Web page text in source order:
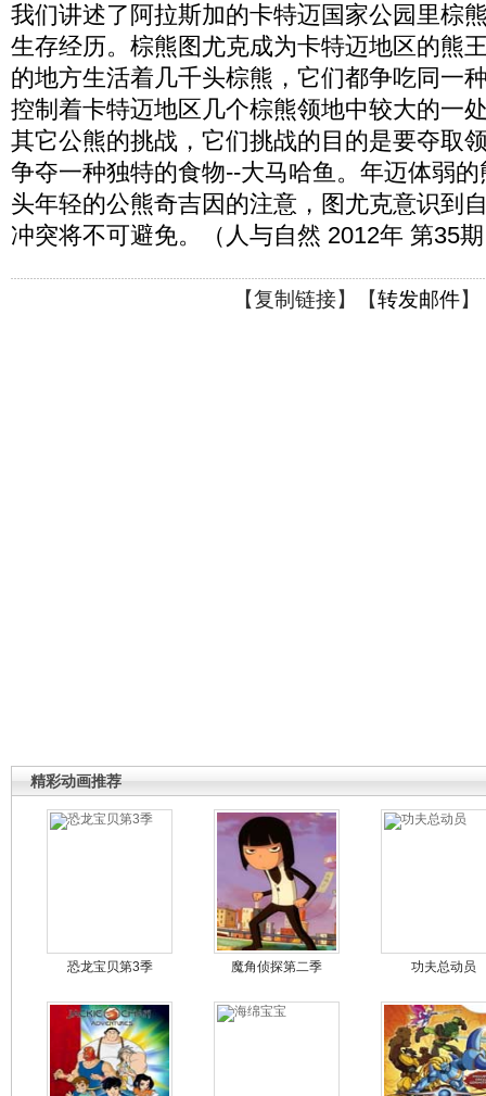
我们讲述了阿拉斯加的卡特迈国家公园里棕
生存经历。棕熊图尤克成为卡特迈地区的熊
的地方生活着几千头棕熊，它们都争吃同一
控制着卡特迈地区几个棕熊领地中较大的一
其它公熊的挑战，它们挑战的目的是要夺取
争夺一种独特的食物--大马哈鱼。年迈体弱
头年轻的公熊奇吉因的注意，图尤克意识到
冲突将不可避免。（人与自然 2012年 第35
【复制链接】【转发邮件】
精彩动画推荐
恐龙宝贝第3季 魔角侦探第二季 功夫总动员